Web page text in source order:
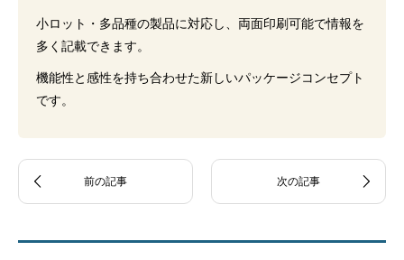
小ロット・多品種の製品に対応し、両面印刷可能で情報を
多く記載できます。
機能性と感性を持ち合わせた新しいパッケージコンセプト
です。